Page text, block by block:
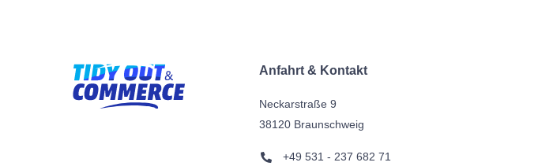
Anfahrt & Kontakt
Neckarstraße 9
38120 Braunschweig
+49 531 - 237 682 71